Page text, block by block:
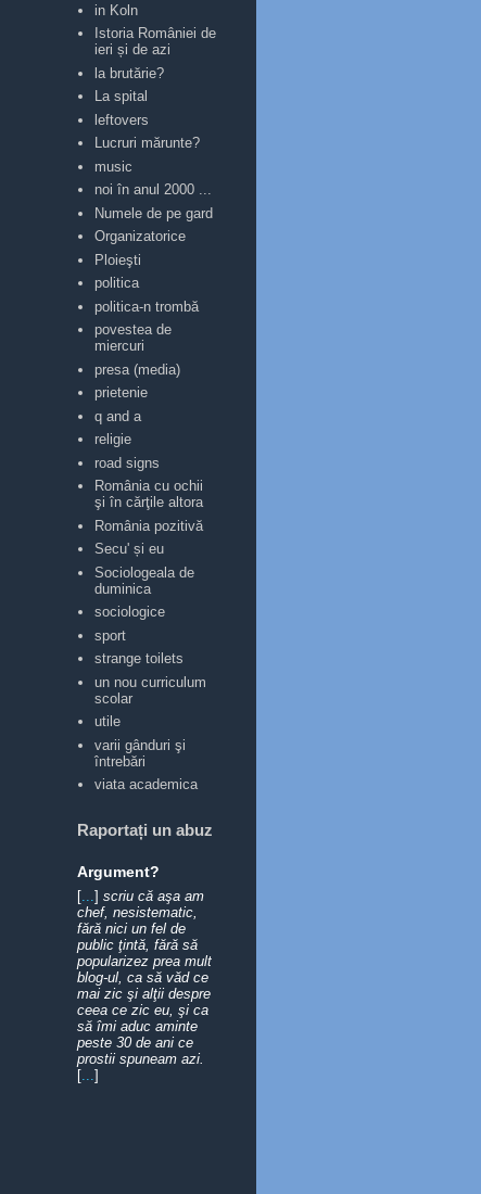
in Koln
Istoria României de
ieri și de azi
la brutărie?
La spital
leftovers
Lucruri mărunte?
music
noi în anul 2000 ...
Numele de pe gard
Organizatorice
Ploieşti
politica
politica-n trombă
povestea de
miercuri
presa (media)
prietenie
q and a
religie
road signs
România cu ochii
şi în cărţile altora
România pozitivă
Secu' și eu
Sociologeala de
duminica
sociologice
sport
strange toilets
un nou curriculum
scolar
utile
varii gânduri şi
întrebări
viata academica
Raportați un abuz
Argument?
[ ] scriu că aşa am
chef, nesistematic,
fără nici un fel de
public ţintă, fără să
popularizez prea mult
blog-ul, ca să văd ce
mai zic şi alţii despre
ceea ce zic eu, şi ca
să îmi aduc aminte
peste 30 de ani ce
prostii spuneam azi.
[
]